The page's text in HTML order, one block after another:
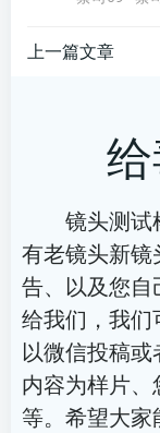
文
航
上一篇文章
镜头测试
有老镜头新镜
告、以及您
给我们，我
以微信投稿或
内容为样片
等。希望大家